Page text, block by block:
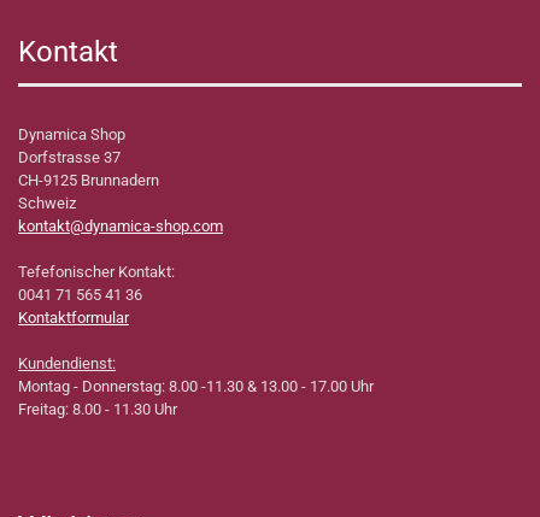
Kontakt
Dynamica Shop
Dorfstrasse 37
CH-9125 Brunnadern
Schweiz
kontakt@dynamica-shop.com
Tefefonischer Kontakt:
0041 71 565 41 36
Kontaktformular
Kundendienst:
Montag - Donnerstag: 8.00 -11.30 & 13.00 - 17.00 Uhr
Freitag: 8.00 - 11.30 Uhr